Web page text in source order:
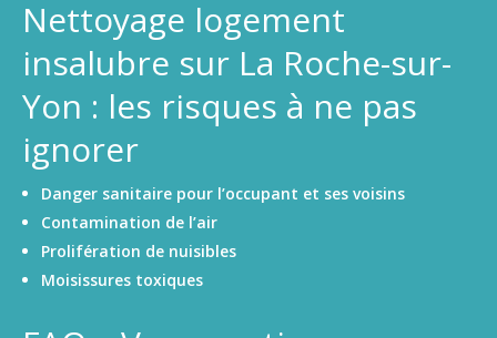
Nettoyage logement
insalubre sur La Roche-sur-
Yon : les risques à ne pas
ignorer
Danger sanitaire pour l’occupant et ses voisins
Contamination de l’air
Prolifération de nuisibles
Moisissures toxiques